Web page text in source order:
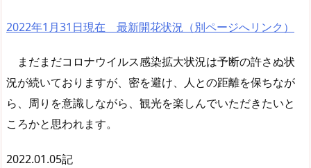
2022年1月31日現在 最新開花状況（別ページへリンク）
まだまだコロナウイルス感染拡大状況は予断の許さぬ状
況が続いておりますが、密を避け、人との距離を保ちなが
ら、周りを意識しながら、観光を楽しんでいただきたいと
ころかと思われます。
2022.01.05記